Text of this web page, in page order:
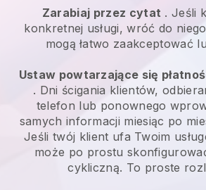
Zarabiaj przez cytat . Jeśli
konkretnej usługi, wróć do
mogą łatwo zaakceptować
Ustaw powtarzające się
. Dni ścigania klientów,
telefon lub ponownego
samych informacji miesiąc po
Jeśli twój klient ufa Twoim
może po prostu
cykliczną. To proste